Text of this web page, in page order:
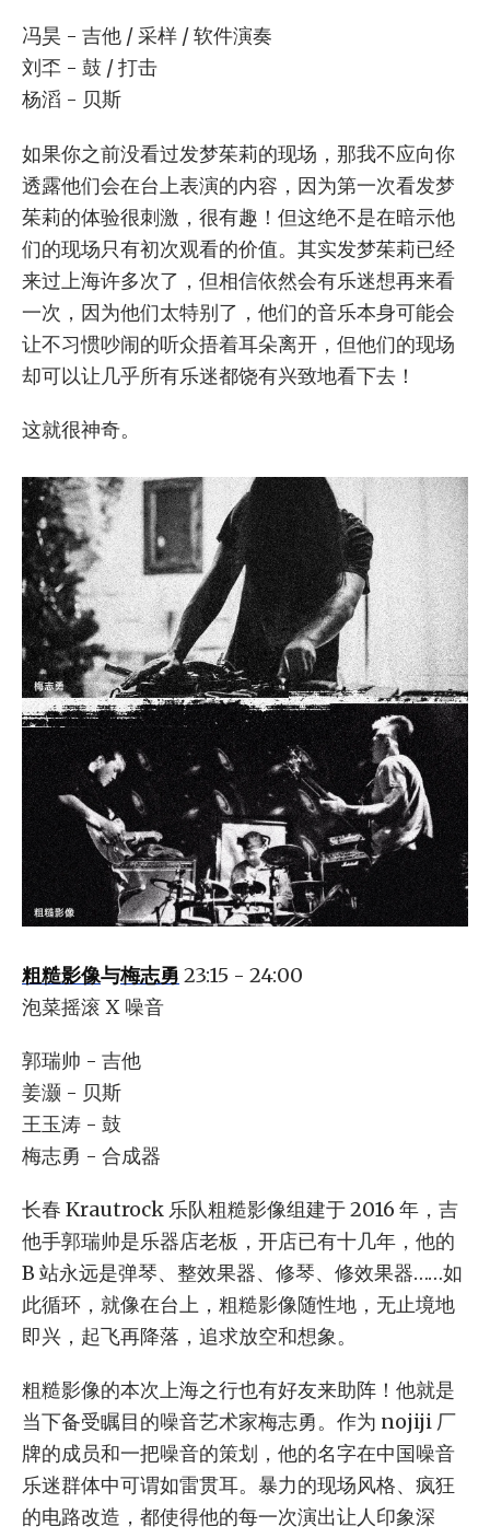
冯昊 - 吉他 / 采样 / 软件演奏
刘㔻 - 鼓 / 打击
杨滔 - 贝斯
如果你之前没看过发梦茱莉的现场，那我不应向你
透露他们会在台上表演的内容，因为第一次看发梦
茱莉的体验很刺激，很有趣！但这绝不是在暗示他
们的现场只有初次观看的价值。其实发梦茱莉已经
来过上海许多次了，但相信依然会有乐迷想再来看
一次，因为他们太特别了，他们的音乐本身可能会
让不习惯吵闹的听众捂着耳朵离开，但他们的现场
却可以让几乎所有乐迷都饶有兴致地看下去！
这就很神奇。
粗糙影像与梅志勇 23:15 - 24:00
泡菜摇滚 X 噪音
郭瑞帅 - 吉他
姜灏 - 贝斯
王玉涛 - 鼓
梅志勇 - 合成器
长春 Krautrock 乐队粗糙影像组建于 2016 年，吉
他手郭瑞帅是乐器店老板，开店已有十几年，他的
B 站永远是弹琴、整效果器、修琴、修效果器……如
此循环，就像在台上，粗糙影像随性地，无止境地
即兴，起飞再降落，追求放空和想象。
粗糙影像的本次上海之行也有好友来助阵！他就是
当下备受瞩目的噪音艺术家梅志勇。作为 nojiji 厂
牌的成员和一把噪音的策划，他的名字在中国噪音
乐迷群体中可谓如雷贯耳。暴力的现场风格、疯狂
的电路改造，都使得他的每一次演出让人印象深